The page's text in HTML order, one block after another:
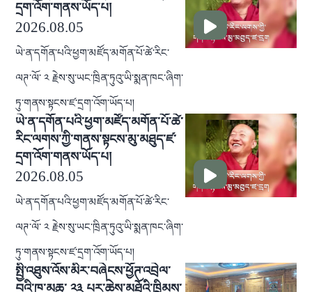
དྲག་འོག་གནས་ཡོད་པ།
2026.08.05
ཡེ་ན་དགོན་པའི་ཕྱག་མཛོད་མགོན་པོ་ཚེ་རིང་
ལཊ་ལོ་ ༢ རྗེས་སུ་ཡང་ཁྲིན་ཏུའུ་ཡི་སྨན་ཁང་ཞིག་
ཏུ་གནས་སྟངས་ཛ་དྲག་འོག་ཡོད་པ།
ཡེ་ན་དགོན་པའི་ཕྱག་མཛོད་མགོན་པོ་ཚེ་
རིང་ལགས་ཀྱི་གནས་སྟངས་མུ་མཐུད་ཛ་
དྲག་འོག་གནས་ཡོད་པ།
2026.08.05
ཡེ་ན་དགོན་པའི་ཕྱག་མཛོད་མགོན་པོ་ཚེ་རིང་
ལཊ་ལོ་ ༢ རྗེས་སུ་ཡང་ཁྲིན་ཏུའུ་ཡི་སྨན་ཁང་ཞིག་
ཏུ་གནས་སྟངས་ཛ་དྲག་འོག་ཡོད་པ།
སྤྱི་འཐུས་འོས་མིར་བཞེངས་ཕྱོཊ་འབྲེལ་
བའི་ཁ་མཆུ་ ༢༣ པར་ཆེས་མཐོའི་ཁྲིམས་